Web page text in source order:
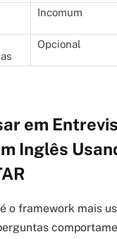
Incomum
Opcional
em
Inglês
o framework mais